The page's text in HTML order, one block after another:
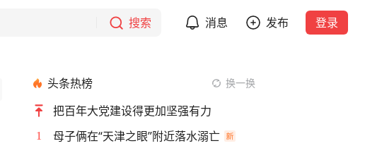
搜索 消息 发布 登录
头条热榜 换一换
把百年大党建设得更加坚强有力
1 母子俩在“天津之眼”附近落水溺亡